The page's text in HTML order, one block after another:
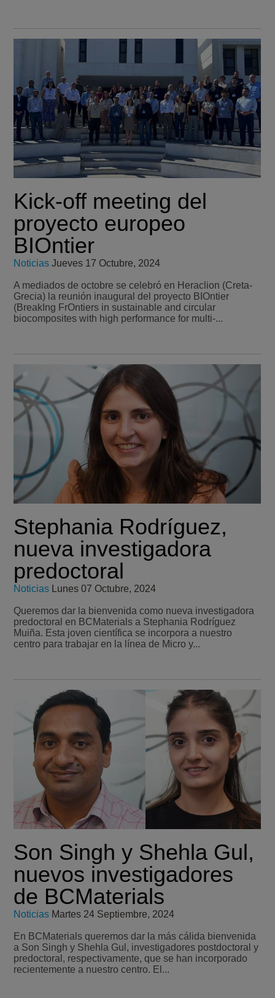
Kick-off meeting del
proyecto europeo
BIOntier
Noticias Jueves 17 Octubre, 2024
A mediados de octobre se celebró en Heraclion (Creta-
Grecia) la reunión inaugural del proyecto BIOntier
(BreakIng FrOntiers in sustainable and circular
biocomposites with high performance for multi-...
Stephania Rodríguez,
nueva investigadora
predoctoral
Noticias Lunes 07 Octubre, 2024
Queremos dar la bienvenida como nueva investigadora
predoctoral en BCMaterials a Stephania Rodríguez
Muiña. Esta joven científica se incorpora a nuestro
centro para trabajar en la línea de Micro y...
Son Singh y Shehla Gul,
nuevos investigadores
de BCMaterials
Noticias Martes 24 Septiembre, 2024
En BCMaterials queremos dar la más cálida bienvenida
a Son Singh y Shehla Gul, investigadores postdoctoral y
predoctoral, respectivamente, que se han incorporado
recientemente a nuestro centro. El...